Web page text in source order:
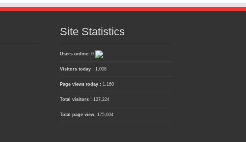
Site Statistics
Users online: 0
Visitors today : 1,008
Page views today : 1,160
Total visitors : 137,224
Total page view: 175,604